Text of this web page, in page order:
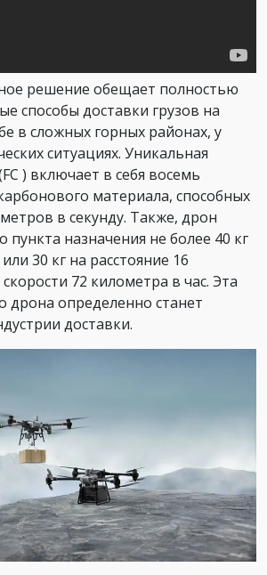
решение обещает полностью
способы доставки грузов на
в сложных горных районах, у
ситуациях. Уникальная
) включает в себя восемь
материала, способных
в секунду. Также, дрон
пункта назначения не более 40 кг
30 кг на расстояние 16
72 километра в час. Эта
дрона определенно станет
доставки.